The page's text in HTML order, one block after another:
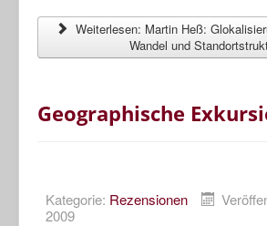
Weiterlesen: Martin Heß:
Wandel und
Geographische
Kategorie: Rezensionen
2009